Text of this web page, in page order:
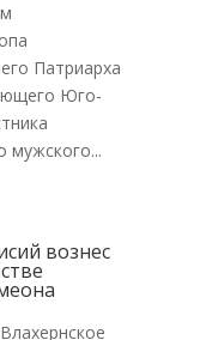
Патриарха
Юго-
мужского...
вознес
Влахернское